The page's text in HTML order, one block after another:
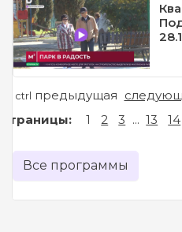
ctrl предыдущая
Страницы: 1 2 3 ... 13 14
Все программы